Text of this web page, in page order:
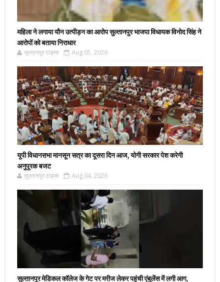
महिला ने लगाया यौन उत्पीड़न का आरोप सुल्तानपुर भाजपा विधायक विनोद सिंह ने
आरोपों को बताया निराधार
सुल्तानपुर टाइम्स Aug 05, 2026
यूपी विधानसभा मानसून सत्र का दूसरा दिन आज, योगी सरकार पेश करेगी
अनुपूरक बजट
सुल्तानपुर टाइम्स Aug 04, 2026
सुल्तानपुर मेडिकल कॉलेज के गेट पर मरीज लेकर पहुंची एंबुलेंस में लगी आग,